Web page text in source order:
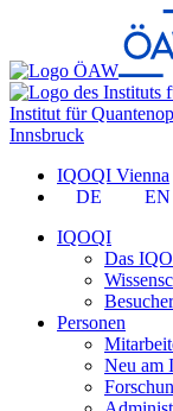
Institut für
Innsbruck
IQOQI Vienna
DE
EN
IQOQI
Das
Personen
Neu am